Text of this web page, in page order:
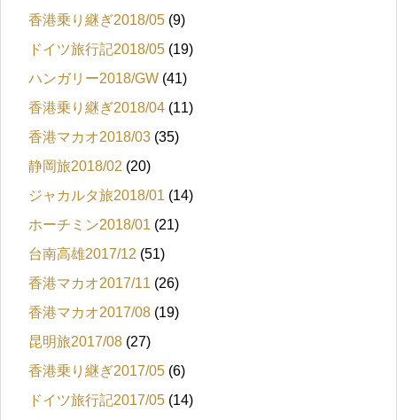
香港乗り継ぎ2018/05 (9)
ドイツ旅行記2018/05 (19)
ハンガリー2018/GW (41)
香港乗り継ぎ2018/04 (11)
香港マカオ2018/03 (35)
静岡旅2018/02 (20)
ジャカルタ旅2018/01 (14)
ホーチミン2018/01 (21)
台南高雄2017/12 (51)
香港マカオ2017/11 (26)
香港マカオ2017/08 (19)
昆明旅2017/08 (27)
香港乗り継ぎ2017/05 (6)
ドイツ旅行記2017/05 (14)